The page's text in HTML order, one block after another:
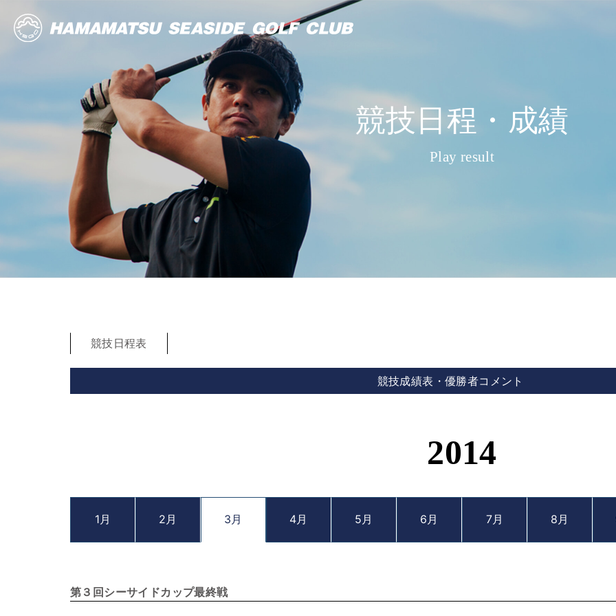
競技日程・成績
Play result
競技日程表
競技成績表・優勝者コメント
2014
1月 2月 3月 4月 5月 6月 7月 8月
第３回シーサイドカップ最終戦